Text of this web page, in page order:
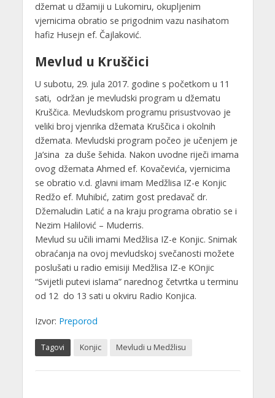
džemat u džamiji u Lukomiru, okupljenim
vjernicima obratio se prigodnim vazu nasihatom
hafiz Husejn ef. Čajlaković.
Mevlud u Kruščici
U subotu, 29. jula 2017. godine s početkom u 11
sati, održan je mevludski program u džematu
Kruščica. Mevludskom programu prisustvovao je
veliki broj vjenrika džemata Kruščica i okolnih
džemata. Mevludski program počeo je učenjem je
Ja’sina za duše šehida. Nakon uvodne riječi imama
ovog džemata Ahmed ef. Kovačevića, vjernicima
se obratio v.d. glavni imam Medžlisa IZ-e Konjic
Redžo ef. Muhibić, zatim gost predavač dr.
Džemaludin Latić a na kraju programa obratio se i
Nezim Halilović – Muderris.
Mevlud su učili imami Medžlisa IZ-e Konjic. Snimak
obraćanja na ovoj mevludskoj svečanosti možete
poslušati u radio emisiji Medžlisa IZ-e KOnjic
“Svijetli putevi islama” narednog četvrtka u terminu
od 12 do 13 sati u okviru Radio Konjica.
Izvor: Preporod
Tagovi Konjic Mevludi u Medžlisu